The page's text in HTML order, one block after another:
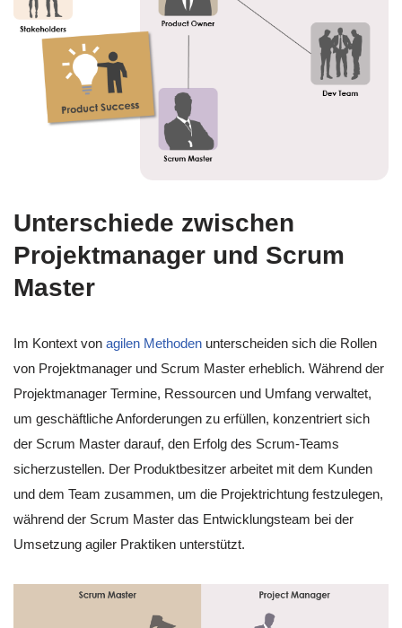
Unterschiede zwischen
Projektmanager und Scrum
Master
Im Kontext von agilen Methoden unterscheiden sich die Rollen
von Projektmanager und Scrum Master erheblich. Während der
Projektmanager Termine, Ressourcen und Umfang verwaltet,
um geschäftliche Anforderungen zu erfüllen, konzentriert sich
der Scrum Master darauf, den Erfolg des Scrum-Teams
sicherzustellen. Der Produktbesitzer arbeitet mit dem Kunden
und dem Team zusammen, um die Projektrichtung festzulegen,
während der Scrum Master das Entwicklungsteam bei der
Umsetzung agiler Praktiken unterstützt.